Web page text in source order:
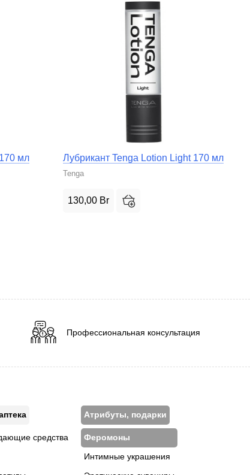
мл Лубрикант Tenga Lotion Light 170 мл
Tenga
130,00 Br
Профессиональная консультация
средства
Атрибуты, подарки
Феромоны
Интимные украшения